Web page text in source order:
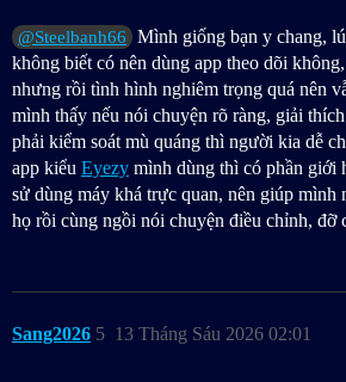
@Steelbanh66
Mình giống bạn y chang,
không biết có nên dùng app theo dõi
nhưng rồi tình hình nghiêm trọng quá nên
mình thấy nếu nói chuyện rõ ràng, giải
phải kiểm soát mù quáng thì người kia dễ
app kiểu Eyezy mình dùng thì có phần giới
sử dùng máy khá trực quan, nên giúp mình
họ rồi cùng ngồi nói chuyện điều chỉnh, đỡ
Sang2026 13 Tháng Sáu 2026 02:01
5